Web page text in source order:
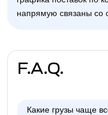
напрямую связаны со
F.A.Q.
Какие грузы чаще